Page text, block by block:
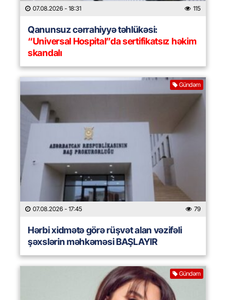
07.08.2026 - 18:31 115
Qanunsuz cərrahiyyə təhlükəsi:
“Universal Hospital”da sertifikatsız həkim
skandalı
Gündəm
07.08.2026 - 17:45 79
Hərbi xidmətə görə rüşvət alan vəzifəli
şəxslərin məhkəməsi BAŞLAYIR
Gündəm